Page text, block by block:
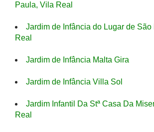
Paula, Vila Real
Jardim de Infância do Lugar de São
Real
Jardim de Infância Malta Gira
Jardim de Infância Villa Sol
Jardim Infantil Da Stª Casa Da
Real